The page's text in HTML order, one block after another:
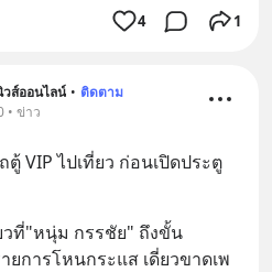
4 1
ส์ออนไลน์ • ติดตาม
• ข่าว
VIP ไปเที่ยว ก่อนเปิดประตู
วที่"หนุ่ม กรรชัย" ถึงขั้น
การโหนกระแส เดี่ยวขาดเพ